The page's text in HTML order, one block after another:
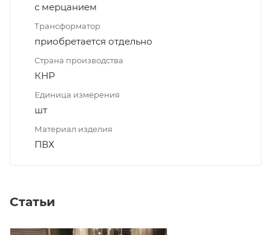
с мерцанием
Трансформатор
приобретается отдельно
Страна производства
КНР
Единица измерения
шт
Материал изделия
ПВХ
Статьи